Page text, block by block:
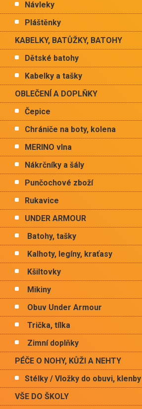
Návleky
Pláštěnky
KABELKY, BATŮŽKY, BATOHY
Dětské batohy
Kabelky a tašky
OBLEČENÍ A DOPLŇKY
Čepice
Chrániče na boty, kolena
MERINO vlna
Nákrčníky a šály
Punčochové zboží
Rukavice
UNDER ARMOUR
Batohy, tašky
Kalhoty, legíny, kraťasy
Kšiltovky
Mikiny
Obuv Under Armour
Trička, tílka
Zimní doplňky
PÉČE O NOHY, KŮŽI A NEHTY
Stélky / Vložky do obuvi, klenby
VŠE DO ŠKOLY